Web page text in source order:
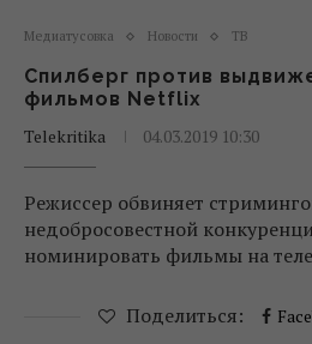
Медиатусовка Новости ТВ
Спилберг против
фильмов Netflix
Telekritika
04.03.2019 10:30
Режиссер обвиняет
недобросовестной
номинировать фильмы на
Поделиться: